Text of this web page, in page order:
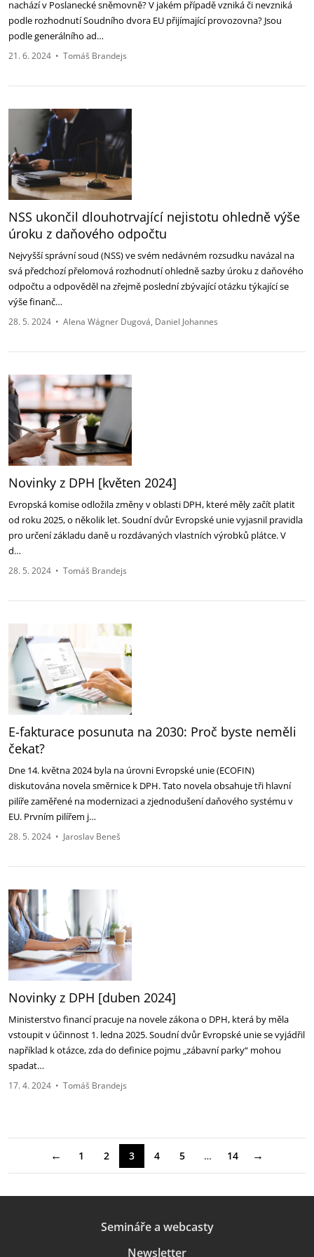
nachází v Poslanecké sněmovně? V jakém případě vzniká či nevzniká
podle rozhodnutí Soudního dvora EU přijímající provozovna? Jsou
podle generálního ad…
21. 6. 2024 • Tomáš Brandejs
NSS ukončil dlouhotrvající nejistotu ohledně výše
úroku z daňového odpočtu
Nejvyšší správní soud (NSS) ve svém nedávném rozsudku navázal na
svá předchozí přelomová rozhodnutí ohledně sazby úroku z daňového
odpočtu a odpověděl na zřejmě poslední zbývající otázku týkající se
výše finanč…
28. 5. 2024 • Alena Wágner Dugová Daniel Johannes
Novinky z DPH [květen 2024]
Evropská komise odložila změny v oblasti DPH, které měly začít platit
od roku 2025, o několik let. Soudní dvůr Evropské unie vyjasnil pravidla
pro určení základu daně u rozdávaných vlastních výrobků plátce. V
d…
28. 5. 2024 • Tomáš Brandejs
E-fakturace posunuta na 2030: Proč byste neměli
čekat?
Dne 14. května 2024 byla na úrovni Evropské unie (ECOFIN)
diskutována novela směrnice k DPH. Tato novela obsahuje tři hlavní
pilíře zaměřené na modernizaci a zjednodušení daňového systému v
EU. Prvním pilířem j…
28. 5. 2024 • Jaroslav Beneš
Novinky z DPH [duben 2024]
Ministerstvo financí pracuje na novele zákona o DPH, která by měla
vstoupit v účinnost 1. ledna 2025. Soudní dvůr Evropské unie se vyjádřil
například k otázce, zda do definice pojmu „zábavní parky“ mohou
spadat…
17. 4. 2024 • Tomáš Brandejs
← 1 2 3 4 5 … 14 →
Semináře a webcasty
Newsletter